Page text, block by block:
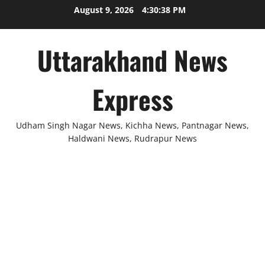
August 9, 2026 4:30:38 PM
Uttarakhand News
Express
Udham Singh Nagar News, Kichha News, Pantnagar News,
Haldwani News, Rudrapur News